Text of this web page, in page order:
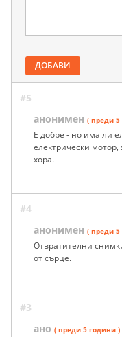
ДОБАВИ
#5
анонимен ( преди 5
Е добре - но има ли
електрически мотор,
хора.
#4
анонимен ( преди 5
Отвратителни
от сърце.
#3
ано ( преди 5 години )